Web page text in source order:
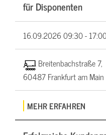
für Disponenten
16.09.202609:30 -
Breitenbachstraße 7,
60487 Frankfurt am Main
MEHR ERFAHREN